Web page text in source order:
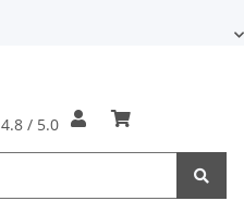
4.8 / 5.0